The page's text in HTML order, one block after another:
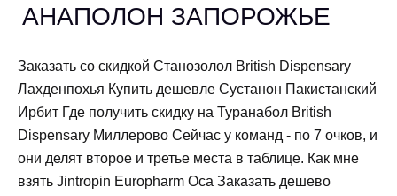
АНАПОЛОН ЗАПОРОЖЬЕ
Заказать со скидкой Станозолол British Dispensary
Лахденпохья Купить дешевле Сустанон Пакистанский
Ирбит Где получить скидку на Туранабол British
Dispensary Миллерово Сейчас у команд - по 7 очков, и
они делят второе и третье места в таблице. Как мне
взять Jintropin Europharm Оса Заказать дешево